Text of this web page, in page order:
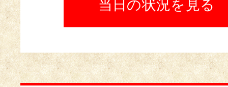
当日の状況を見る